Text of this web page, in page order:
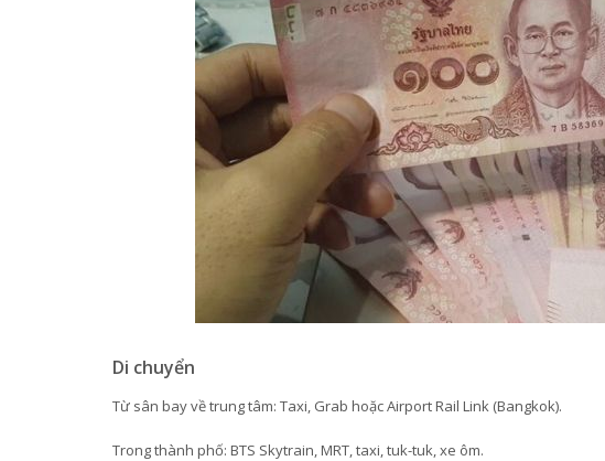
Di chuyển
Từ sân bay về trung tâm: Taxi, Grab hoặc Airport Rail Link (Bangkok).
Trong thành phố: BTS Skytrain, MRT, taxi, tuk-tuk, xe ôm.